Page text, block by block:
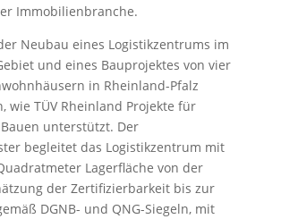
Immobilienbranche.
Neubau eines Logistikzentrums im
und eines Bauprojektes von vier
in Rheinland-Pfalz
wie TÜV Rheinland Projekte für
unterstützt. Der
begleitet das Logistikzentrum mit
Lagerfläche von der
der Zertifizierbarkeit bis zur
DGNB- und QNG-Siegeln, mit